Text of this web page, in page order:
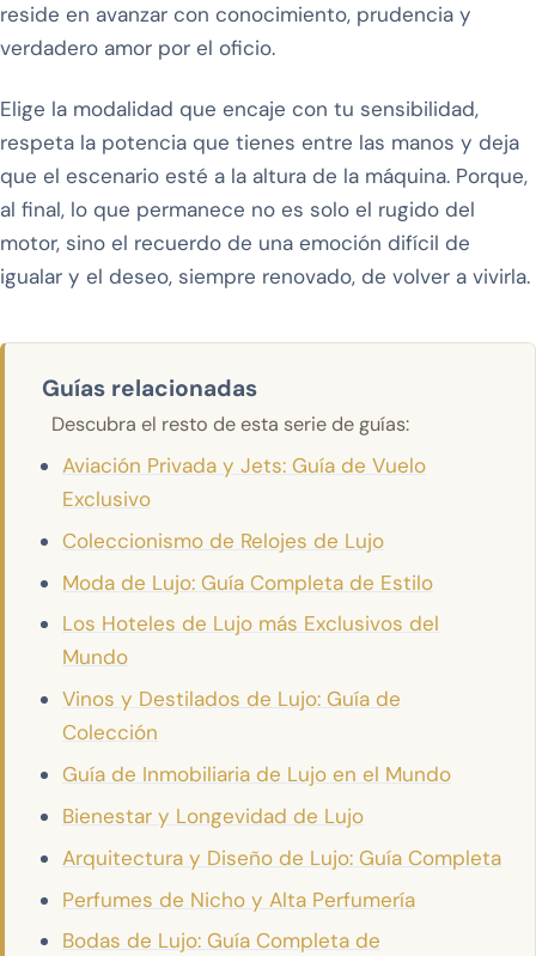
reside en avanzar con conocimiento, prudencia y
verdadero amor por el oficio.
Elige la modalidad que encaje con tu sensibilidad,
respeta la potencia que tienes entre las manos y deja
que el escenario esté a la altura de la máquina. Porque,
al final, lo que permanece no es solo el rugido del
motor, sino el recuerdo de una emoción difícil de
igualar y el deseo, siempre renovado, de volver a vivirla.
Guías relacionadas
Descubra el resto de esta serie de guías:
Aviación Privada y Jets: Guía de Vuelo
Exclusivo
Coleccionismo de Relojes de Lujo
Moda de Lujo: Guía Completa de Estilo
Los Hoteles de Lujo más Exclusivos del
Mundo
Vinos y Destilados de Lujo: Guía de
Colección
Guía de Inmobiliaria de Lujo en el Mundo
Bienestar y Longevidad de Lujo
Arquitectura y Diseño de Lujo: Guía Completa
Perfumes de Nicho y Alta Perfumería
Bodas de Lujo: Guía Completa de